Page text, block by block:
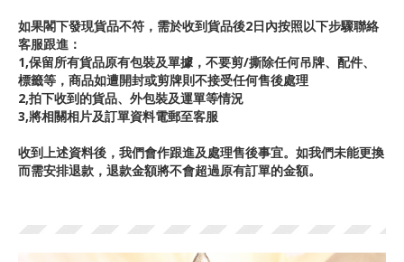
如果閣下發現貨品不符，需於收到貨品後2日內按照以下步驟聯絡
客服跟進：
1,保留所有貨品原有包裝及單據，不要剪/撕除任何吊牌、配件、
標籤等，商品如遭開封或剪牌則不接受任何售後處理
2,拍下收到的貨品、外包裝及運單等情況
3,將相關相片及訂單資料電郵至客服
收到上述資料後，我們會作跟進及處理售後事宜。如我們未能更換
而需安排退款，退款金額將不會超過原有訂單的金額。